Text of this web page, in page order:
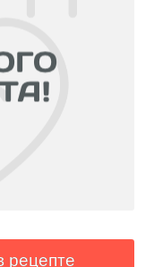
рецепте